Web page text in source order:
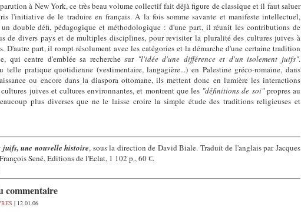
parution à New York, ce très beau volume collectif fait déjà figure de classique et il faut saluer
l'initiative de le traduire en français. A la fois somme savante et manifeste intellectuel,
double défi, pédagogique et méthodologique : d'une part, il réunit les contributions de
de divers pays et de multiples disciplines, pour revisiter la pluralité des cultures juives à
D'autre part, il rompt résolument avec les catégories et la démarche d'une certaine tradition
qui centre d'emblée sa recherche sur "l'idée d'une différence et d'un isolement juifs".
telle pratique quotidienne (vestimentaire, langagière...) en Palestine gréco-romaine, dans
ou encore dans la diaspora ottomane, ils mettent donc en lumière les interactions
cultures juives et cultures environnantes, et montrent que les "définitions de soi"propres au
plus diverses que ne le laisse croire la simple étude des traditions religieuses et
juifs, une nouvelle histoire, sous la direction de David Biale. Traduit de l'anglais par Jacques
Sené, Editions de l'Eclat, 1 102 p., 60 €.
commentaire
| 12.01.06